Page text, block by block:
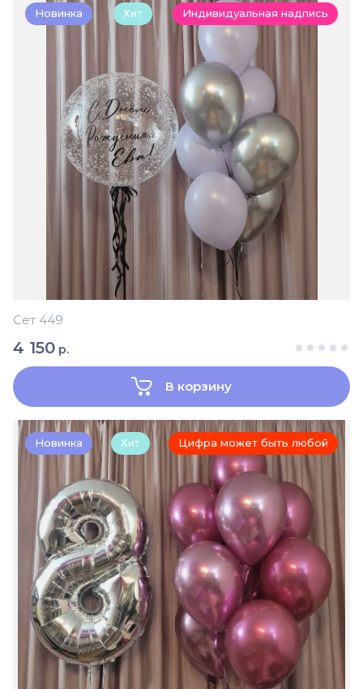
Новинка Хит Индивидуальная надпись
Сет 449
4 150 р.
В корзину
Новинка Хит Цифра может быть любой